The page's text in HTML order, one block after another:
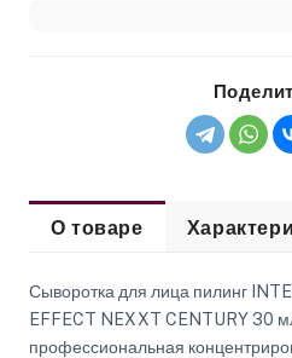
О товаре
Сыворотка для лица пилинг
EFFECT NEXXT CENTURY 30
профессиональная